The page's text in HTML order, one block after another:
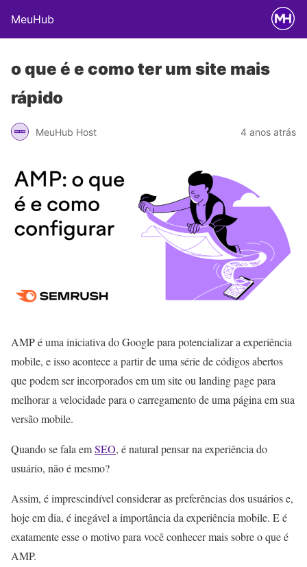
MeuHub
o que é e como ter um site mais
rápido
MeuHub Host 4 anos atrás
AMP é uma iniciativa do Google para potencializar a experiência
mobile, e isso acontece a partir de uma série de códigos abertos
que podem ser incorporados em um site ou landing page para
melhorar a velocidade para o carregamento de uma página em sua
versão mobile.
Quando se fala emSEO, é natural pensar na experiência do
usuário, não é mesmo?
Assim, é imprescindível considerar as preferências dos usuários e,
hoje em dia, é inegável a importância da experiência mobile. E é
exatamente esse o motivo para você conhecer mais sobre o que é
AMP.